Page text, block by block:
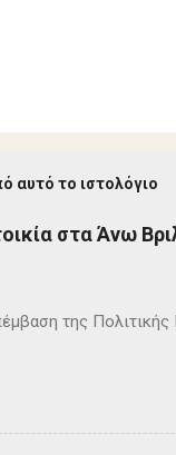
αυτό το ιστολόγιο
στα Άνω
της